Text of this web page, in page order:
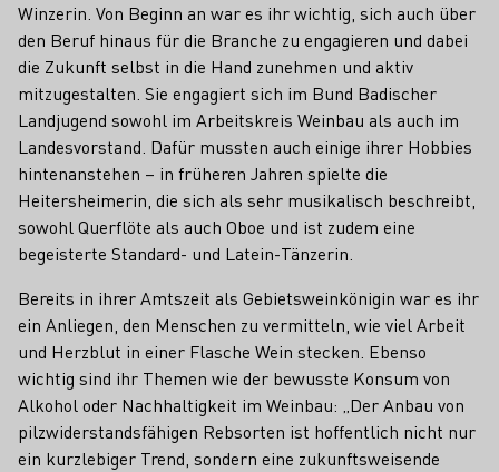
Winzerin. Von Beginn an war es ihr wichtig, sich auch über
den Beruf hinaus für die Branche zu engagieren und dabei
die Zukunft selbst in die Hand zunehmen und aktiv
mitzugestalten. Sie engagiert sich im Bund Badischer
Landjugend sowohl im Arbeitskreis Weinbau als auch im
Landesvorstand. Dafür mussten auch einige ihrer Hobbies
hintenanstehen – in früheren Jahren spielte die
Heitersheimerin, die sich als sehr musikalisch beschreibt,
sowohl Querflöte als auch Oboe und ist zudem eine
begeisterte Standard- und Latein-Tänzerin.
Bereits in ihrer Amtszeit als Gebietsweinkönigin war es ihr
ein Anliegen, den Menschen zu vermitteln, wie viel Arbeit
und Herzblut in einer Flasche Wein stecken. Ebenso
wichtig sind ihr Themen wie der bewusste Konsum von
Alkohol oder Nachhaltigkeit im Weinbau: „Der Anbau von
pilzwiderstandsfähigen Rebsorten ist hoffentlich nicht nur
ein kurzlebiger Trend, sondern eine zukunftsweisende